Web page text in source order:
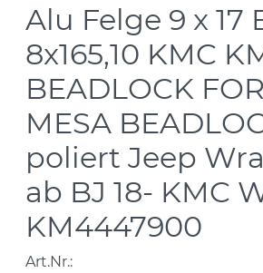
Alu Felge 9 x 17
8x165,10 KMC
BEADLOCK
MESA
poliert Jeep
ab BJ 18- KMC
KM4447900
Art.Nr.: